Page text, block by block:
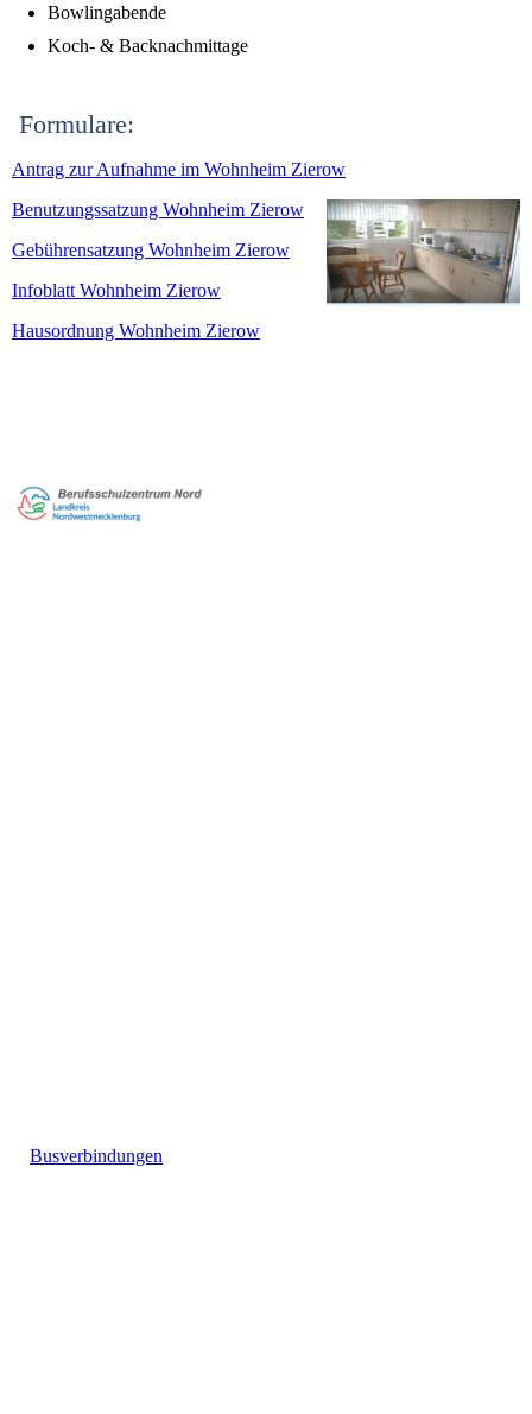
Bowlingabende
Koch- & Backnachmittage
Formulare:
Antrag zur Aufnahme im Wohnheim Zierow
Benutzungssatzung Wohnheim Zierow
Gebührensatzung Wohnheim Zierow
Infoblatt Wohnheim Zierow
Hausordnung Wohnheim Zierow
Busverbindungen